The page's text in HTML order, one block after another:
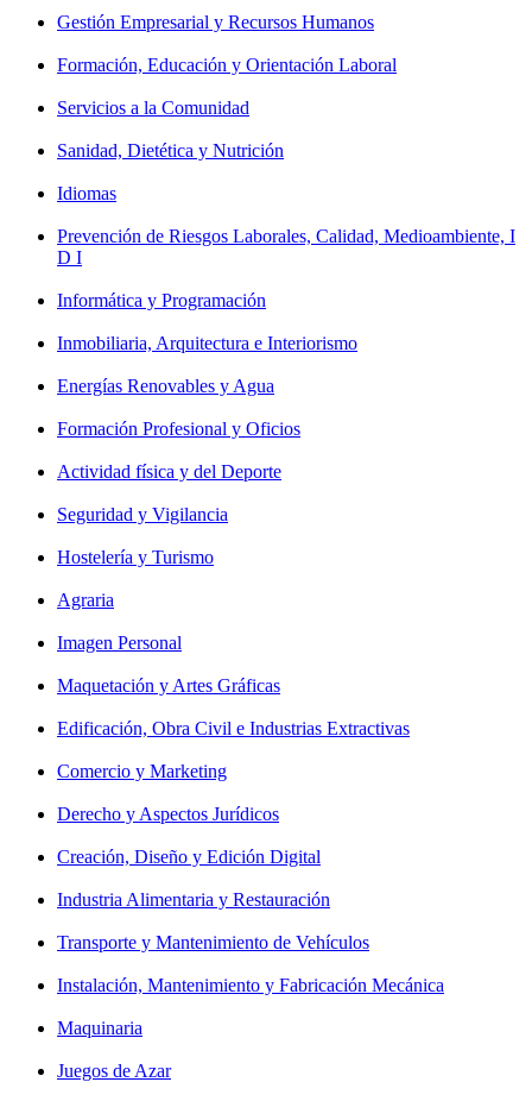
Gestión Empresarial y Recursos Humanos
Formación, Educación y Orientación Laboral
Servicios a la Comunidad
Sanidad, Dietética y Nutrición
Idiomas
Prevención de Riesgos Laborales, Calidad, Medioambiente, I
D I
Informática y Programación
Inmobiliaria, Arquitectura e Interiorismo
Energías Renovables y Agua
Formación Profesional y Oficios
Actividad física y del Deporte
Seguridad y Vigilancia
Hostelería y Turismo
Agraria
Imagen Personal
Maquetación y Artes Gráficas
Edificación, Obra Civil e Industrias Extractivas
Comercio y Marketing
Derecho y Aspectos Jurídicos
Creación, Diseño y Edición Digital
Industria Alimentaria y Restauración
Transporte y Mantenimiento de Vehículos
Instalación, Mantenimiento y Fabricación Mecánica
Maquinaria
Juegos de Azar